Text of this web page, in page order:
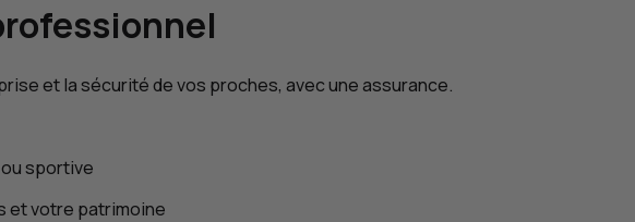
et la sécurité de vos proches, avec une assurance.
sportive
et votre patrimoine